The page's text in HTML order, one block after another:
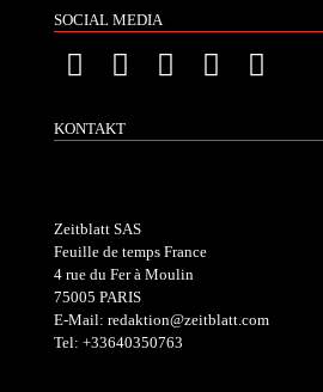
SOCIAL MEDIA
KONTAKT
Zeitblatt SAS
Feuille de temps France
4 rue du Fer à Moulin
75005 PARIS
E-Mail: redaktion@zeitblatt.com
Tel: +33640350763